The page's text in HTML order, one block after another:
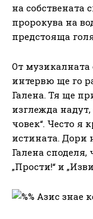
на собствената
пророкува на
предстояща
От музикалната
интервю ще го
Галена. Тя ще
изглежда
човек“. Често я
истината. Дори
Галена споделя,
„Прости!“ и